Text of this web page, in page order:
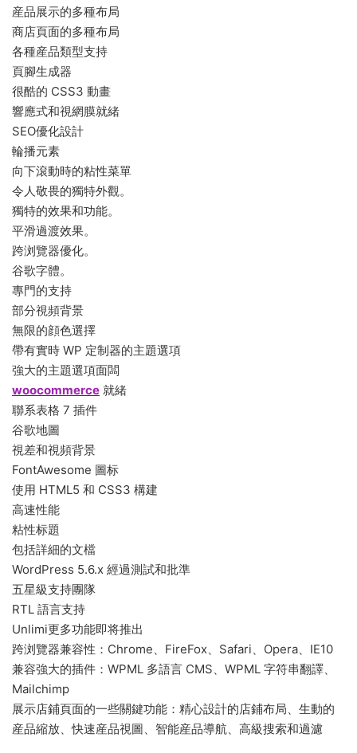
産品展示的多種布局
商店頁面的多種布局
各種産品類型支持
頁腳生成器
很酷的 CSS3 動畫
響應式和視網膜就緒
SEO優化設計
輪播元素
向下滾動時的粘性菜單
令人敬畏的獨特外觀。
獨特的效果和功能。
平滑過渡效果。
跨浏覽器優化。
谷歌字體。
專門的支持
部分視頻背景
無限的顔色選擇
帶有實時 WP 定制器的主題選項
強大的主題選項面闆
woocommerce 就緒
聯系表格 7 插件
谷歌地圖
視差和視頻背景
FontAwesome 圖标
使用 HTML5 和 CSS3 構建
高速性能
粘性标題
包括詳細的文檔
WordPress 5.6.x 經過測試和批準
五星級支持團隊
RTL 語言支持
Unlimi更多功能即将推出
跨浏覽器兼容性：Chrome、FireFox、Safari、Opera、IE10
兼容強大的插件：WPML 多語言 CMS、WPML 字符串翻譯、
Mailchimp
展示店鋪頁面的一些關鍵功能：精心設計的店鋪布局、生動的
産品縮放、快速産品視圖、智能産品導航、高級搜索和過濾